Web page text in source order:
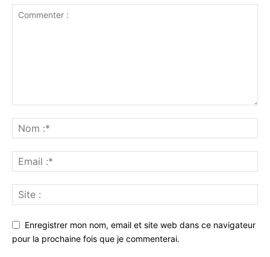
Enregistrer mon nom, email et site web dans ce navigateur
pour la prochaine fois que je commenterai.